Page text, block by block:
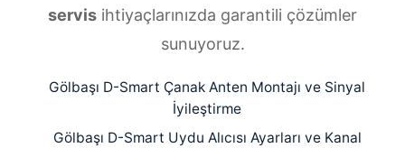
servis ihtiyaçlarınızda garantili çözümler
sunuyoruz.
Gölbaşı D-Smart Çanak Anten Montajı ve Sinyal
İyileştirme
Gölbaşı D-Smart Uydu Alıcısı Ayarları ve Kanal